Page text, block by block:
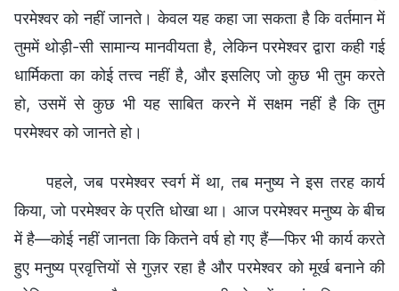
परमेश्वर को नहीं जानते। केवल यह कहा जा सकता है कि वर्तमान में
तुममें थोड़ी-सी सामान्य मानवीयता है, लेकिन परमेश्वर द्वारा कही गई
धार्मिकता का कोई तत्त्व नहीं है, और इसलिए जो कुछ भी तुम करते
हो, उसमें से कुछ भी यह साबित करने में सक्षम नहीं है कि तुम
परमेश्वर को जानते हो।
पहले, जब परमेश्वर स्वर्ग में था, तब मनुष्य ने इस तरह कार्य
किया, जो परमेश्वर के प्रति धोखा था। आज परमेश्वर मनुष्य के बीच
में है—कोई नहीं जानता कि कितने वर्ष हो गए हैं—फिर भी कार्य करते
हुए मनुष्य प्रवृत्तियों से गुज़र रहा है और परमेश्वर को मूर्ख बनाने की